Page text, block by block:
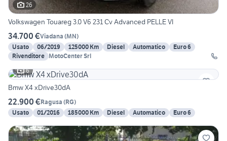
26
Volkswagen Touareg 3.0 V6 231 Cv Advanced PELLE VI
34.700 €Viadana (MN)
Usato
06/2019 125000 Km Diesel Automatico
Euro 6
Rivenditore MotoCenter Srl
6
Bmw X4 xDrive30dA
22.900 €Ragusa (RG)
Usato
01/2016 185000 Km Diesel Automatico Euro 6